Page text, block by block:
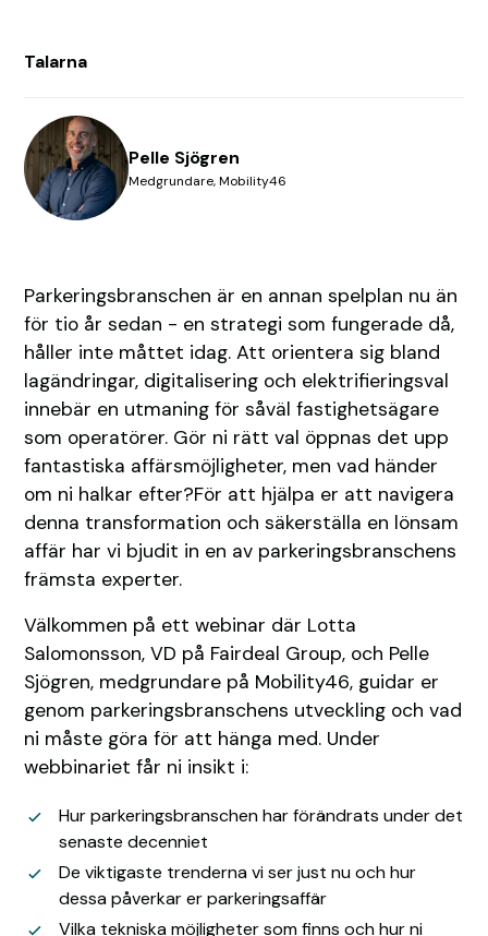
Talarna
Pelle Sjögren
Medgrundare, Mobility46
Parkeringsbranschen är en annan spelplan nu än
för tio år sedan - en strategi som fungerade då,
håller inte måttet idag. Att orientera sig bland
lagändringar, digitalisering och elektrifieringsval
innebär en utmaning för såväl fastighetsägare
som operatörer. Gör ni rätt val öppnas det upp
fantastiska affärsmöjligheter, men vad händer
om ni halkar efter?För att hjälpa er att navigera
denna transformation och säkerställa en lönsam
affär har vi bjudit in en av parkeringsbranschens
främsta experter.
Välkommen på ett webinar där Lotta
Salomonsson, VD på Fairdeal Group, och Pelle
Sjögren, medgrundare på Mobility46, guidar er
genom parkeringsbranschens utveckling och vad
ni måste göra för att hänga med. Under
webbinariet får ni insikt i:
Hur parkeringsbranschen har förändrats under det
senaste decenniet
De viktigaste trenderna vi ser just nu och hur
dessa påverkar er parkeringsaffär
Vilka tekniska möjligheter som finns och hur ni